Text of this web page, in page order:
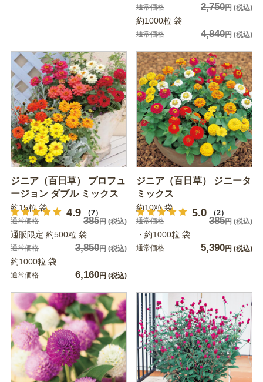
通常価格 2,750円(税込)
約1000粒 袋
通常価格 4,840円(税込)
ジニア（百日草） プロフュ
ージョン ダブル ミックス
4.9 （7）
約15粒 袋
通常価格 385円(税込)
通販限定 約500粒 袋
通常価格 3,850円(税込)
約1000粒 袋
通常価格 6,160円 (税込)
ジニア（百日草） ジニータ
ミックス
5.0 （2）
約10粒 袋
通常価格 385円(税込)
・約1000粒 袋
通常価格 5,390円 (税込)